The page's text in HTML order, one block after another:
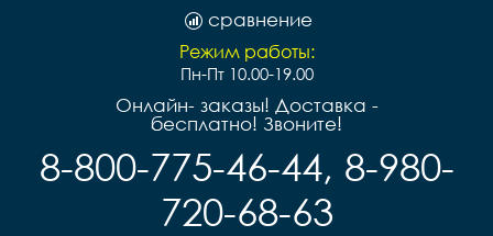
сравнение
Режим работы:
Пн-Пт 10.00-19.00
Онлайн- заказы! Доставка -
бесплатно! Звоните!
8-800-775-46-44, 8-980-
720-68-63